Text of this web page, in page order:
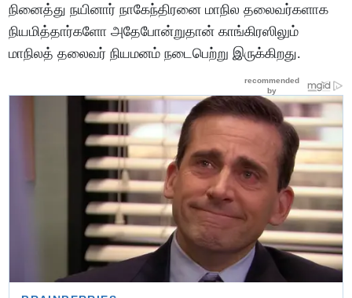
நினைத்து நயினார் நாகேந்திரனை மாநில தலைவர்களாக
நியமித்தார்களோ அதேபோன்றுதான் காங்கிரஸிலும்
மாநிலத் தலைவர் நியமனம் நடைபெற்று இருக்கிறது.